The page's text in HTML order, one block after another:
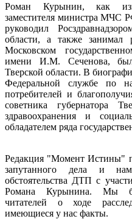
Роман Курынин, как
заместителя министра МЧС
руководил
области, а также
Московском
имени И.М. Сеченова, был
Тверской области. В
Федеральной службе по
потребителей и
советника губернатора
здравоохранения и
обладателем ряда
Редакция "Момент Истины"
запутанного дела и
обстоятельства ДТП с
Романа Курынина. Мы
читателей о ходе
имеющиеся у нас факты.